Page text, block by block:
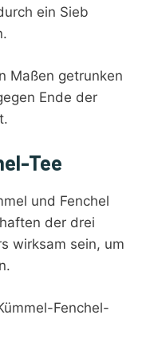
ein Sieb
Maßen getrunken
Ende der
Tee
und Fenchel
der drei
wirksam sein, um
Fenchel-